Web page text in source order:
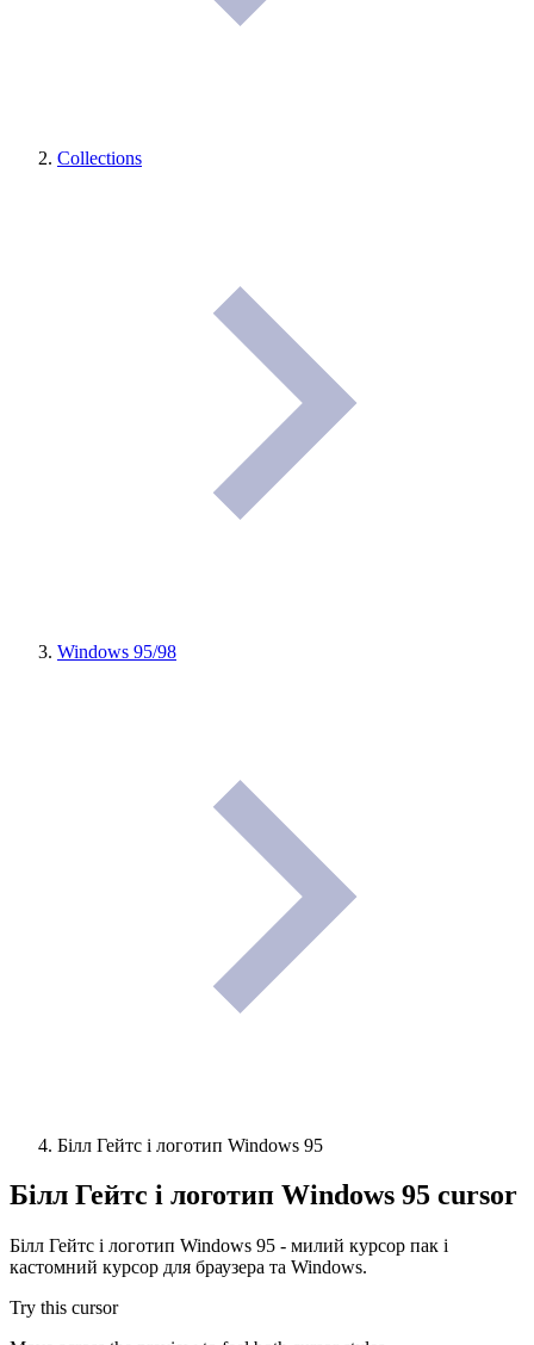
Collections
Windows 95/98
Білл Гейтс і логотип Windows 95
Білл Гейтс і логотип Windows 95 cursor
Білл Гейтс і логотип Windows 95 - милий курсор пак і
кастомний курсор для браузера та Windows.
Try this cursor